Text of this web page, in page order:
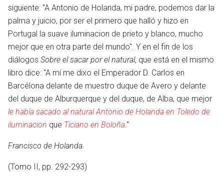
siguiente: "A Antonio de Holanda, mi padre, podemos dar la
palma y juicio, por ser el primero que halló y hizo en
Portugal la suave iluminacion de prieto y blanco, mucho
mejor que en otra parte del mundo". Y en el fin de los
diálogos Sobre el sacar por el natural, que está en el mismo
libro dice: "A mí me dixo el Emperador D. Carlos en
Barcélona delante de muestro duque de Avero y delante
del duque de Alburquerque y del duque, de Alba, que mejor
le había sacado al natural Antonio de Holanda en Toledo de
iluminacion que Ticiano en Boloña."
Francisco de Holanda.
(Tomo II, pp. 292-293)